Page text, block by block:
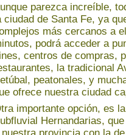
parezca increíble,
ciudad de Santa Fe, ya
más cercanos a
podrá acceder a
centros de compras,
la tradicional
peatonales, y
ofrece nuestra ciudad
importante opción, es
Hernandarias,